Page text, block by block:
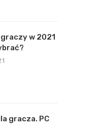
w 2021
gracza. PC